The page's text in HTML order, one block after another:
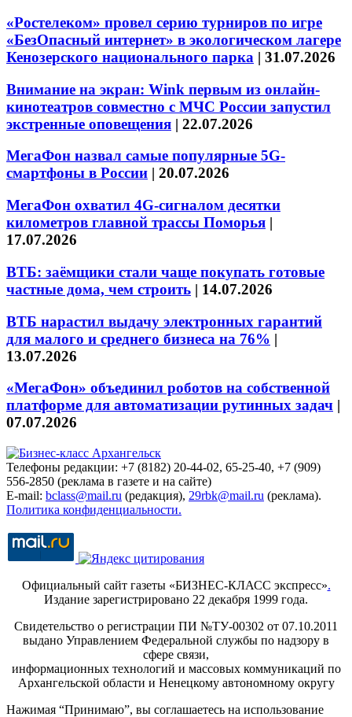
«Ростелеком» провел серию турниров по игре
«БезОпасный интернет» в экологическом лагере
Кенозерского национального парка | 31.07.2026
Внимание на экран: Wink первым из онлайн-
кинотеатров совместно с МЧС России запустил
экстренные оповещения | 22.07.2026
МегаФон назвал самые популярные 5G-
смартфоны в России | 20.07.2026
МегаФон охватил 4G-сигналом десятки
километров главной трассы Поморья |
17.07.2026
ВТБ: заёмщики стали чаще покупать готовые
частные дома, чем строить | 14.07.2026
ВТБ нарастил выдачу электронных гарантий
для малого и среднего бизнеса на 76% |
13.07.2026
«МегаФон» объединил роботов на собственной
платформе для автоматизации рутинных задач |
07.07.2026
Телефоны редакции: +7 (8182) 20-44-02, 65-25-40, +7 (909)
556-2850 (реклама в газете и на сайте)
E-mail: bclass@mail.ru (редакция), 29rbk@mail.ru (реклама).
Политика конфиденциальности.
Официальный сайт газеты «БИЗНЕС-КЛАСС экспресс».
Издание зарегистрировано 22 декабря 1999 года.
Свидетельство о регистрации ПИ №ТУ-00302 от 07.10.2011
выдано Управлением Федеральной службы по надзору в
сфере связи,
информационных технологий и массовых коммуникаций по
Архангельской области и Ненецкому автономному округу
Нажимая “Принимаю”, вы соглашаетесь на использование